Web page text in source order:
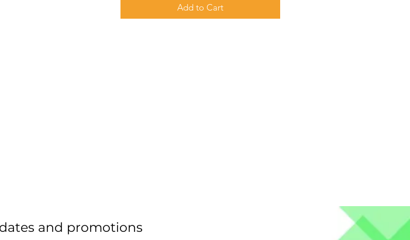
Add to Cart
and promotions